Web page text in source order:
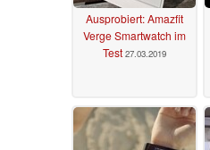
Ausprobiert: Amazfit
Verge Smartwatch im
Test 27.03.2019